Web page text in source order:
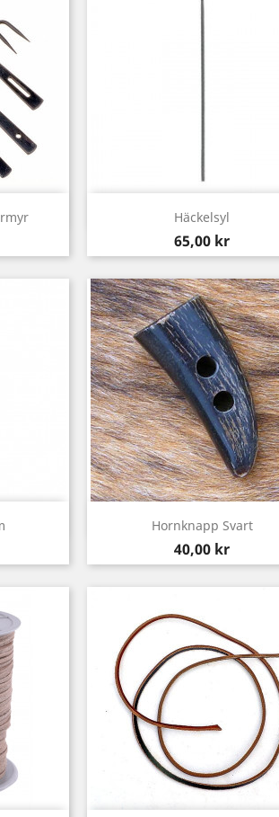
Häckelsyl
Pris
65,00 kr
Snabbvy
Hornknapp Svart
Pris
40,00 kr
Snabbvy